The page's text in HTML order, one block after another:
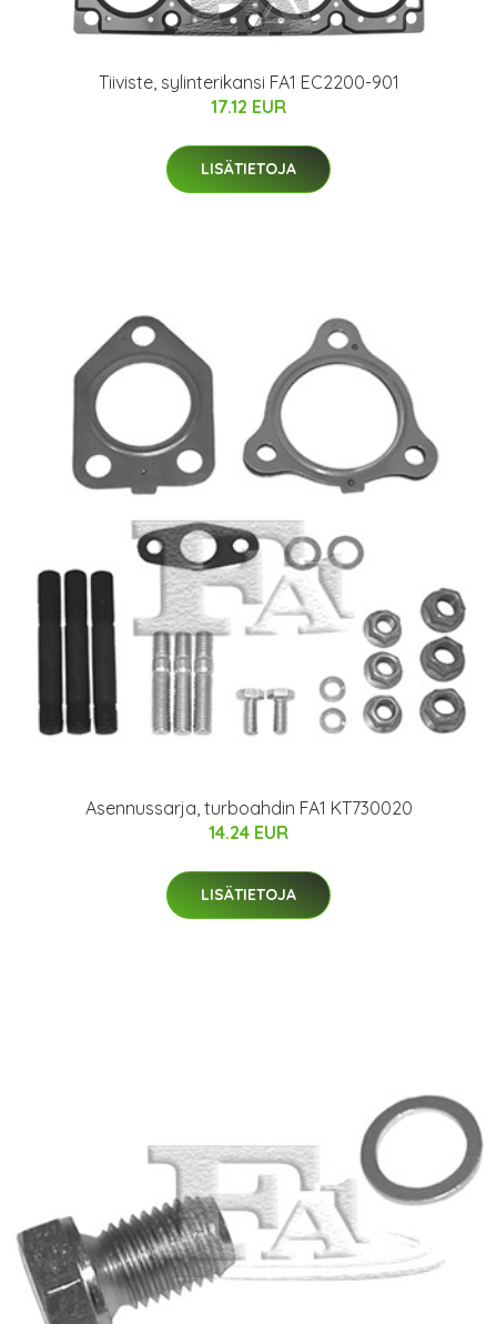
Tiiviste, sylinterikansi FA1 EC2200-901
17.12 EUR
LISÄTIETOJA
Asennussarja, turboahdin FA1 KT730020
14.24 EUR
LISÄTIETOJA